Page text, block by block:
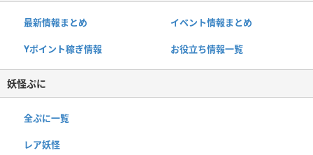
最新情報まとめ イベント情報まとめ
Yポイント稼ぎ情報 お役立ち情報一覧
妖怪ぷに
全ぷに一覧
レア妖怪